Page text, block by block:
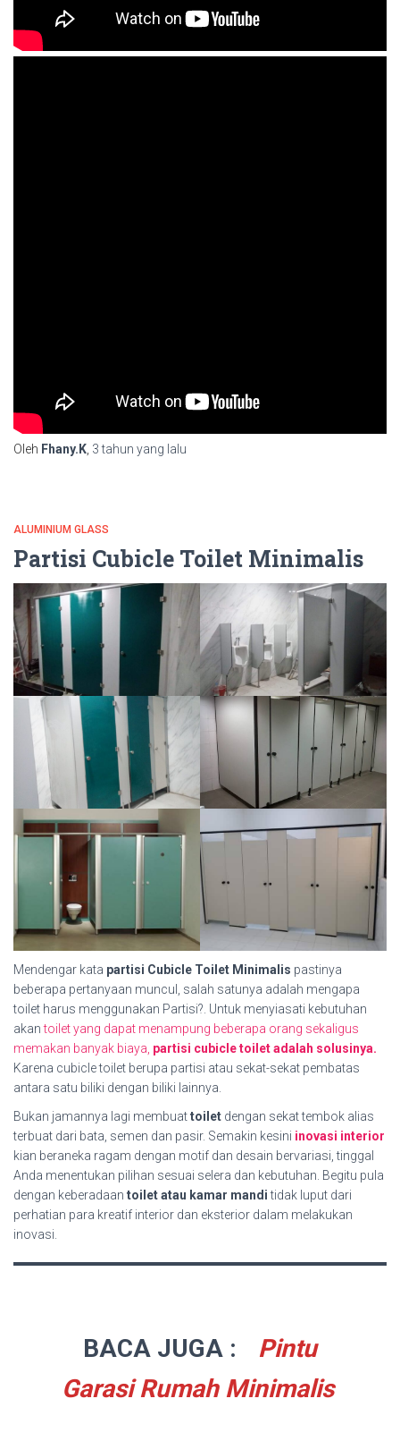
Oleh Fhany.K 3 tahun yang lalu
ALUMINIUM GLASS
Partisi Cubicle Toilet Minimalis
Mendengar kata partisi Cubicle Toilet Minimalis pastinya
beberapa pertanyaan muncul, salah satunya adalah mengapa
toilet harus menggunakan Partisi?. Untuk menyiasati kebutuhan
akantoilet yang dapat menampung beberapa orang sekaligus
memakan banyak biaya, partisi cubicle toilet adalah solusinya.
Karena cubicle toilet berupa partisi atau sekat-sekat pembatas
antara satu biliki dengan biliki lainnya.
Bukan jamannya lagi membuattoilet dengan sekat tembok alias
terbuat dari bata, semen dan pasir. Semakin kesini inovasi interior
kian beraneka ragam dengan motif dan desain bervariasi, tinggal
Anda menentukan pilihan sesuai selera dan kebutuhan. Begitu pula
dengan keberadaan toilet atau kamar manditidak luput dari
perhatian para kreatif interior dan eksterior dalam melakukan
inovasi.
BACA JUGA :
Pintu
Garasi Rumah Minimalis